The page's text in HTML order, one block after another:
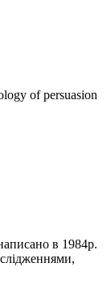
of persuasion
в 1984р.